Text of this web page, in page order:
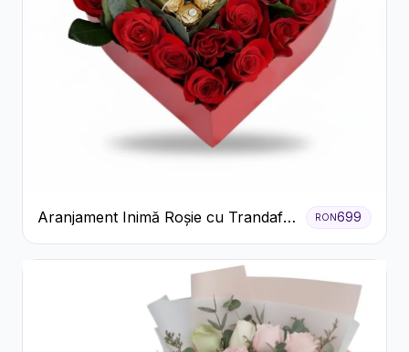
Aranjament Inimă Roșie cu Trandafiri
și Ferrero Rocher Premium
RON699